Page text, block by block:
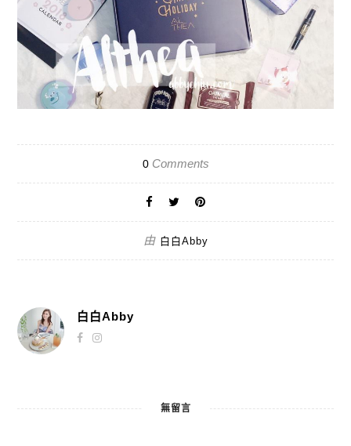
0Comments
由 白白Abby
白白Abby
無留言